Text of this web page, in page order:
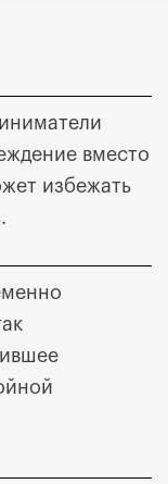
вместо
избежать